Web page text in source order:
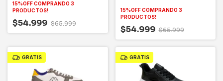
15%OFF COMPRANDO 3
PRODUCTOS!
$54.999 $65.999
15%OFF COMPRANDO 3
PRODUCTOS!
$54.999 $65.999
GRATIS GRATIS